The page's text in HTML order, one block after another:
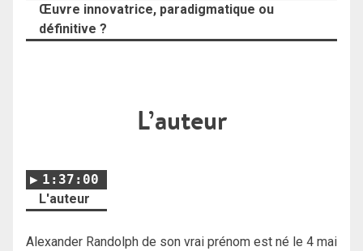
Œuvre innovatrice, paradigmatique ou
définitive ?
L’auteur
1:37:00
L'auteur
Alexander Randolph de son vrai prénom est né le 4 mai